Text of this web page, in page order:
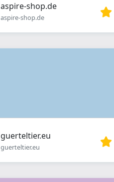
aspire-shop.de
aspire-shop.de
guerteltier.eu
guerteltier.eu